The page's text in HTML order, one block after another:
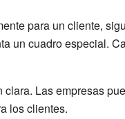
para un cliente,
un cuadro especial.
Las empresas
los clientes.